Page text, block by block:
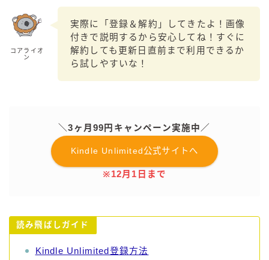
アサヒ
贅沢搾り
樽ハイ倶楽部
月庵
クリアクーラー
FRUITZER (フルーツァー）
三ツ星グレフルサワー
レモン・ザ・リッチ
コアライオ
ン
実際に「登録＆解約」してきたよ！画像
付きで説明するから安心してね！すぐに
解約しても更新日直前まで利用できるか
ら試しやすいな！
＼3ヶ月99円キャンペーン実施中／
Kindle Unlimited公式サイトへ
※12月1日まで
読み飛ばしガイド
Kindle Unlimited登録方法